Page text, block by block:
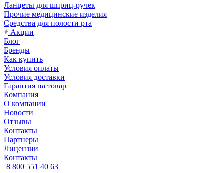
Ланцеты для шприц-ручек
Прочие медицинские изделия
Средства для полости рта
Акции
Блог
Бренды
Как купить
Условия оплаты
Условия доставки
Гарантия на товар
Компания
О компании
Новости
Отзывы
Контакты
Партнеры
Лицензии
Контакты
8 800 551 40 63